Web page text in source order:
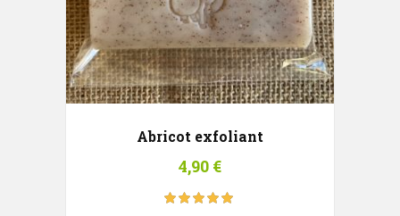
Abricot exfoliant
4,90 €